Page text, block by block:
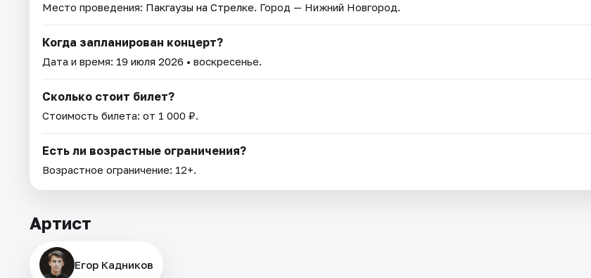
Место проведения: Пакгаузы на Стрелке. Город — Нижний Новгород.
Когда запланирован концерт?
Дата и время: 19 июля 2026 • воскресенье.
Сколько стоит билет?
Стоимость билета: от 1 000 ₽.
Есть ли возрастные ограничения?
Возрастное ограничение: 12+.
Артист
Егор Кадников